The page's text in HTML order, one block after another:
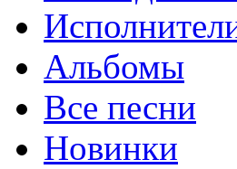
Альбомы
Все песни
Новинки